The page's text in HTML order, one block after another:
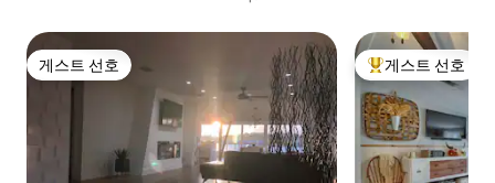
게스트 선호
게스트 선호 상위 게스트 선호
게스트 선호